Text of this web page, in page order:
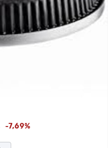
-7,69%